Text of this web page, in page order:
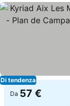
Di tendenza
Da 57 €